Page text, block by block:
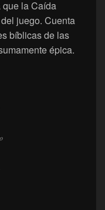
que la Caída
juego. Cuenta
bíblicas de las
épica.